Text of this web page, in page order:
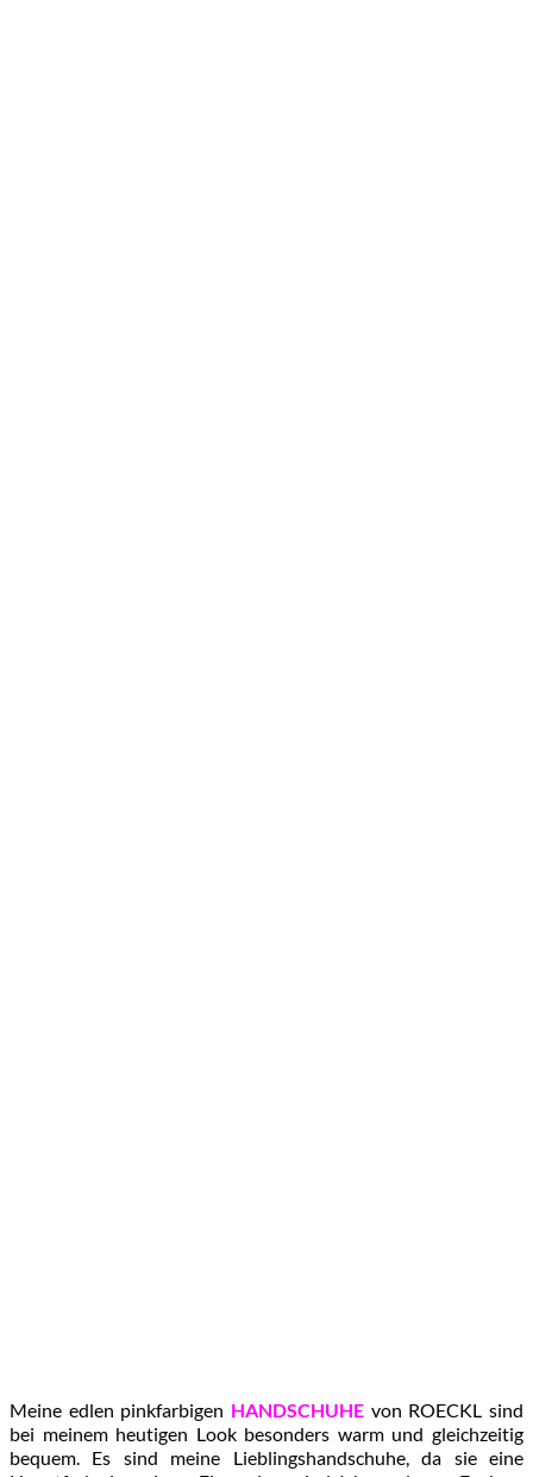
Meine edlen pinkfarbigen HANDSCHUHE von ROECKL sind
bei meinem heutigen Look besonders warm und gleichzeitig
bequem. Es sind meine Lieblingshandschuhe, da sie eine